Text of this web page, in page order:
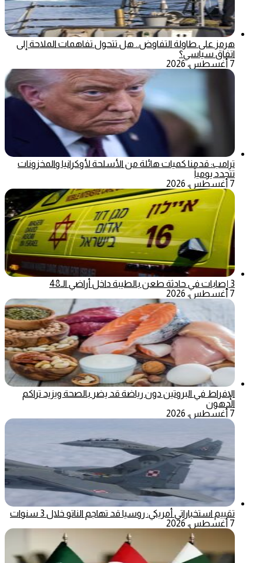
هرمز على طاولة التفاوض.. هل تتحول تفاهمات الملاحة إلى
اتفاق سياسي؟
7 أغسطس، 2026
ترامب: قدمنا كميات هائلة من الأسلحة لأوكرانيا والمخزونات
تتجدد يومياً
7 أغسطس، 2026
3 إصابات في حادثة طعن بالطيبة داخل أراضي الـ48
7 أغسطس، 2026
الإفراط في البروتين دون رياضة قد يضر بالصحة ويزيد تراكم
الدهون
7 أغسطس، 2026
تقييم استخباراتي أمريكي: روسيا قد تهاجم الناتو خلال 3 سنوات
7 أغسطس، 2026